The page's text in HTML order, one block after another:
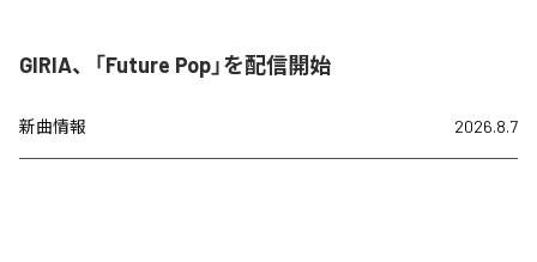
GIRIA、「Future Pop」を配信開始
新曲情報 2026.8.7